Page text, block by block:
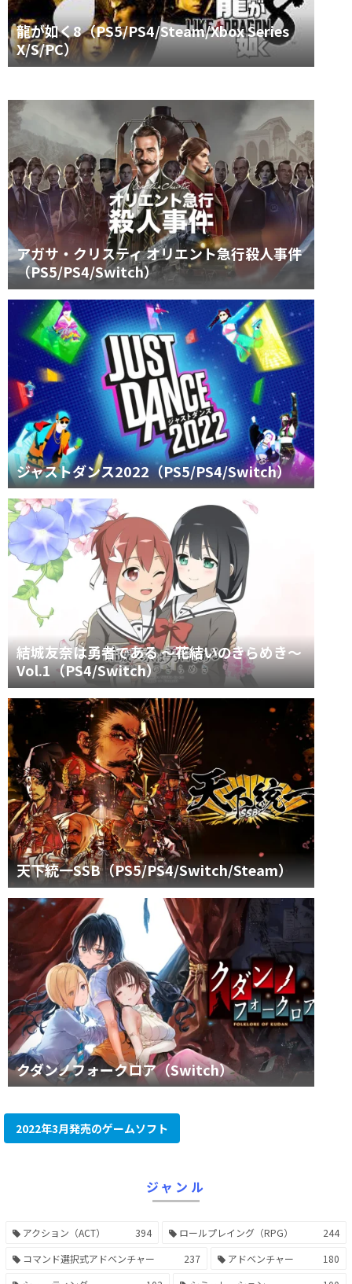
龍が如く8（PS5/PS4/Steam/Xbox Series
X/S/PC）
アガサ・クリスティ オリエント急行殺人事件
（PS5/PS4/Switch）
ジャストダンス2022（PS5/PS4/Switch）
結城友奈は勇者である ～花結いのきらめき～
Vol.1（PS4/Switch）
天下統一SSB（PS5/PS4/Switch/Steam）
クダンノフォークロア（Switch）
2022年3月発売のゲームソフト
ジャンル
アクション（ACT） 394 ロールプレイング（RPG）
244
コマンド選択式アドベンチャー
237 アドベンチャー
180